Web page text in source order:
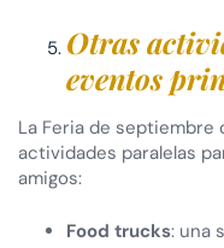
Otras
eventos
La Feria de septiembre
actividades paralelas
amigos:
Food trucks: una